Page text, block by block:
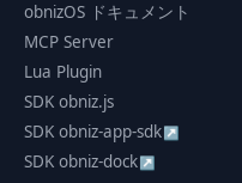
obnizOS ドキュメント
MCP Server
Lua Plugin
SDK obniz.js
SDK obniz-app-sdk↗
SDK obniz-dock↗